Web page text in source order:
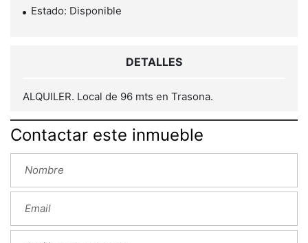
Estado: Disponible
DETALLES
ALQUILER. Local de 96 mts en Trasona.
Contactar este inmueble